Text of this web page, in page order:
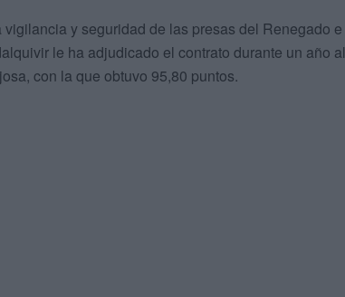
y seguridad de las presas del Renegado e
le ha adjudicado el contrato durante un año al
con la que obtuvo 95,80 puntos.